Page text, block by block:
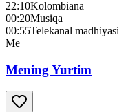
22:10Kolombiana
00:20Musiqa
00:55Telekanal madhiyasi
Me
Mening Yurtim